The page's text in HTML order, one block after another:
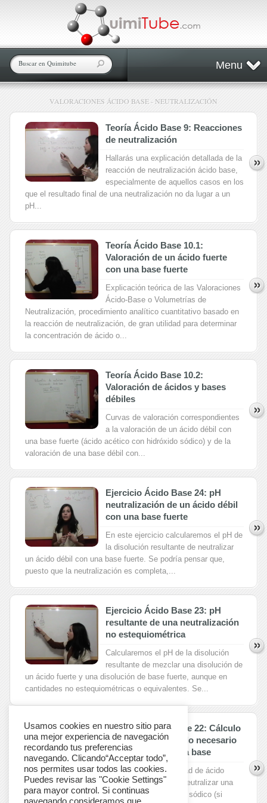
Menu
VALORACIONES ÁCIDO BASE - NEUTRALIZACIÓN
Teoría Ácido Base 9: Reacciones
de neutralización
Hallarás una explicación detallada de la
reacción de neutralización ácido base,
especialmente de aquellos casos en los
que el resultado final de una neutralización no da lugar a un
pH...
Teoría Ácido Base 10.1:
Valoración de un ácido fuerte
con una base fuerte
Explicación teórica de las Valoraciones
Ácido-Base o Volumetrías de
Neutralización, procedimiento analítico cuantitativo basado en
la reacción de neutralización, de gran utilidad para determinar
la concentración de ácido o...
Teoría Ácido Base 10.2:
Valoración de ácidos y bases
débiles
Curvas de valoración correspondientes
a la valoración de un ácido débil con
una base fuerte (ácido acético con hidróxido sódico) y de la
valoración de una base débil con...
Ejercicio Ácido Base 24: pH
neutralización de un ácido débil
con una base fuerte
En este ejercicio calcularemos el pH de
la disolución resultante de neutralizar
un ácido débil con una base fuerte. Se podría pensar que,
puesto que la neutralización es completa,...
Ejercicio Ácido Base 23: pH
resultante de una neutralización
no estequiométrica
Calcularemos el pH de la disolución
resultante de mezclar una disolución de
un ácido fuerte y una disolución de base fuerte, aunque en
cantidades no estequiométricas o equivalentes. Se...
Ejercicio Ácido Base 22: Cálculo
del volumen de ácido necesario
para neutralizar una base
Calcularemos la cantidad de ácido
nítrico necesaria para neutralizar una
determinada cantidad de base fuerte, hidróxido sódico (si
Usamos cookies en nuestro sitio para
una mejor experiencia de navegación
recordando tus preferencias
navegando. Clicando“Acceptar todo”,
nos permites usar todos las cookies.
Puedes revisar las "Cookie Settings"
para mayor control. Si continuas